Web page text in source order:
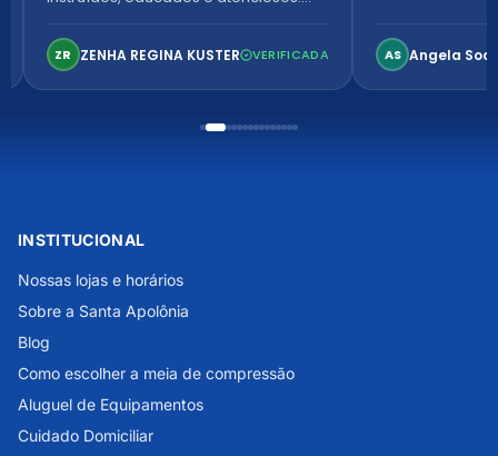
confortável. Perfeito!
ZR ZENHA REGINA KUSTER VERIFICADA AS Angela
INSTITUCIONAL
Nossas lojas e horários
Sobre a Santa Apolônia
Blog
Como escolher a meia de compressão
Aluguel de Equipamentos
Cuidado Domiciliar